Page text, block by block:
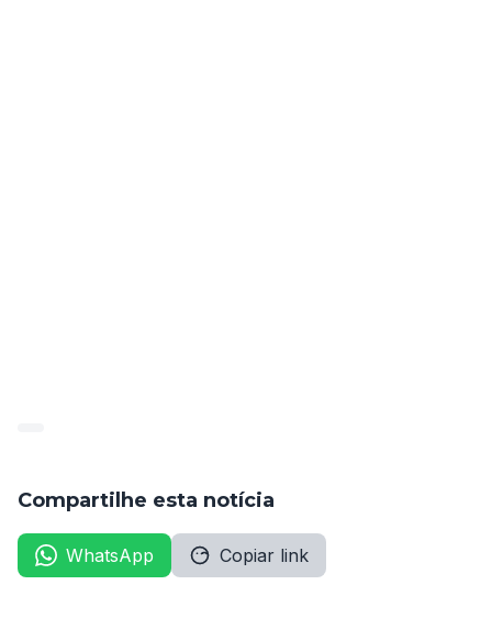
Compartilhe esta notícia
WhatsApp Copiar link